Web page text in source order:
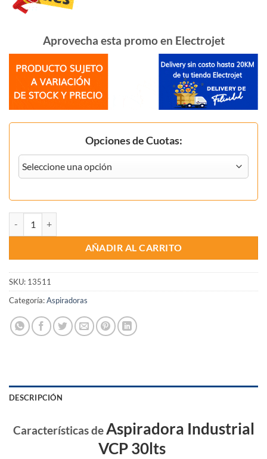
Aprovecha esta promo en Electrojet
Opciones de Cuotas:
AÑADIR AL CARRITO
SKU: 13511
Categoría:Aspiradoras
DESCRIPCIÓN
Características deAspiradora Industrial
VCP 30lts